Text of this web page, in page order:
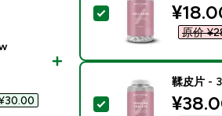
Select this
原价
Select this product
鞣皮片 -